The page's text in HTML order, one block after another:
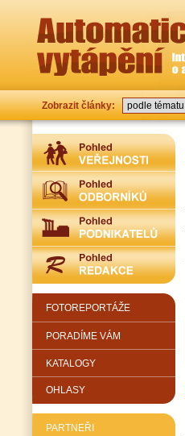
Zobrazit články:
FOTOREPORTÁŽE
PORADÍME VÁM
KATALOGY
OHLASY
PARTNEŘI